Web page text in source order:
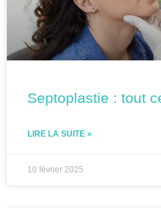
Septoplastie : tout
LIRE LA SUITE »
10 février 2025